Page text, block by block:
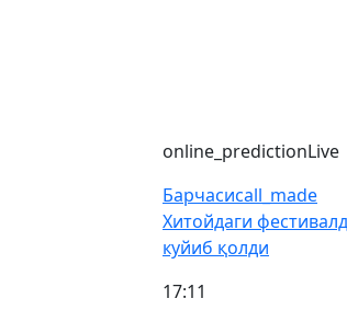
online_predictionLive
Барчасиcall_made
Хитойдаги
куйиб қолди
17:11